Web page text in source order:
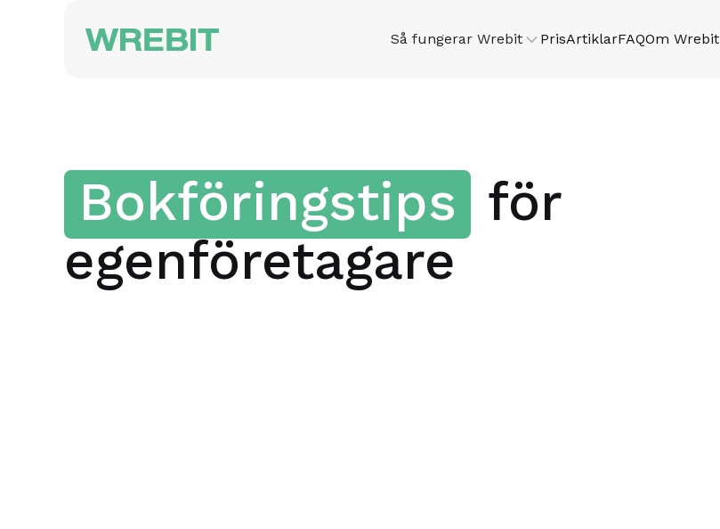
Så fungerar Wrebit PrisArtiklarFAQOm Wrebit
Bokföringstips för
egenföretagare